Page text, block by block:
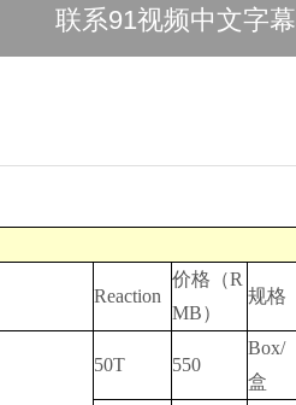
联系91视频中文字幕
Reaction
价格（R
MB）
规格
50T 550
Box/
盒